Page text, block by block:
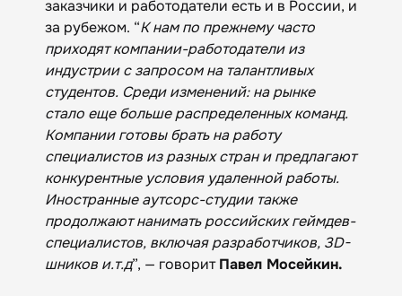
заказчики и работодатели есть и в России, и
за рубежом. “К нам по прежнему часто
приходят компании-работодатели из
индустрии с запросом на талантливых
студентов. Среди изменений: на рынке
стало еще больше распределенных команд.
Компании готовы брать на работу
специалистов из разных стран и предлагают
конкурентные условия удаленной работы.
Иностранные аутсорс-студии также
продолжают нанимать российских геймдев-
специалистов, включая разработчиков, 3D-
шников и.т.д”, — говоритПавел Мосейкин.